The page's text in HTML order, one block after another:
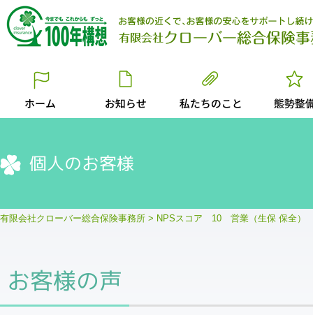
個人のお客様
有限会社クローバー総合保険事務所 > NPSスコア 10 営業（生保 保全
お客様の声